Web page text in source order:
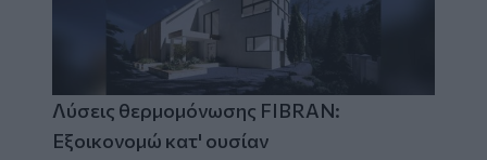
Λύσεις θερμομόνωσης FIBRAN:
Εξοικονομώ κατ' ουσίαν